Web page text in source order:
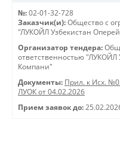
№: 02-01-32-728
Заказчик(и): Общество с
"ЛУКОЙЛ Узбекистан
Организатор тендера:
ответственностью "ЛУКОЙЛ
Компани"
Документы: Прил. к Исх.
ЛУОК от 04.02.2026
Прием заявок до: